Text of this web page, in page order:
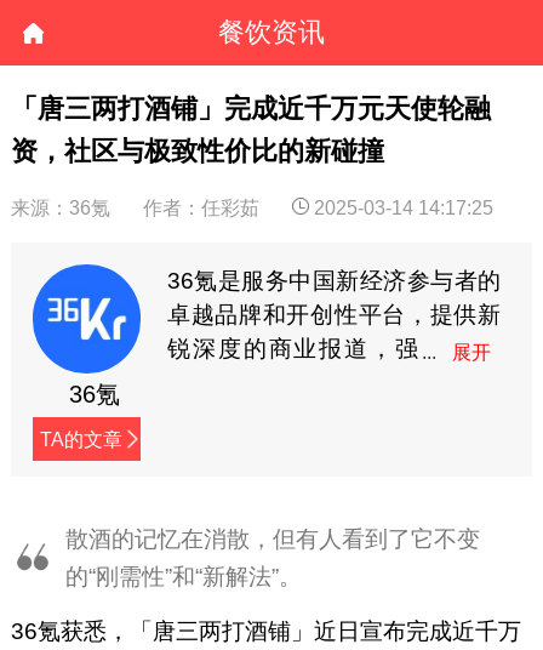
餐饮资讯
「唐三两打酒铺」完成近千万元天使轮融
资，社区与极致性价比的新碰撞
来源：36氪 作者：任彩茹 2025-03-14 14:17:25
36氪
TA的文章
36氪是服务中国新经济参与者的
卓越品牌和开创性平台，提供新
锐深度的商业报道，强
散酒的记忆在消散，但有人看到了它不变
的“刚需性”和“新解法”。
36氪获悉，「唐三两打酒铺」近日宣布完成近千万